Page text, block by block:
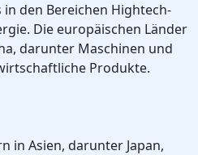
den Bereichen Hightech-
Die europäischen Länder
darunter Maschinen und
Produkte.
in Asien, darunter Japan,